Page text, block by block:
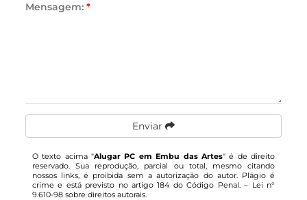
Mensagem: *
Enviar
O texto acima "Alugar PC em Embu das Artes" é de direito
reservado. Sua reprodução, parcial ou total, mesmo citando
nossos links, é proibida sem a autorização do autor. Plágio é
crime e está previsto no artigo 184 do Código Penal. – Lei n°
9.610-98 sobre direitos autorais.